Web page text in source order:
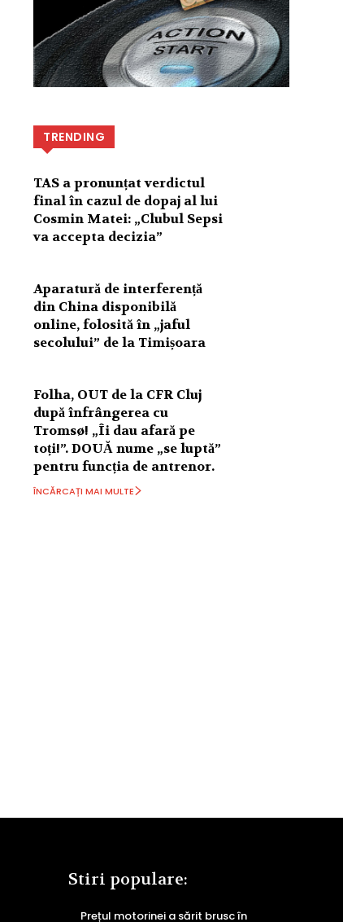
TRENDING
TAS a pronunțat verdictul
final în cazul de dopaj al lui
Cosmin Matei: „Clubul Sepsi
va accepta decizia”
Aparatură de interferență
din China disponibilă
online, folosită în „jaful
secolului” de la Timișoara
Folha, OUT de la CFR Cluj
după înfrângerea cu
Tromsø! „Îi dau afară pe
toți!”. DOUĂ nume „se luptă”
pentru funcția de antrenor.
ÎNCĂRCAȚI MAI MULTE
Stiri populare:
Prețul motorinei a sărit brusc în